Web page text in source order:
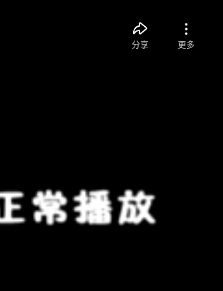
分享 更多